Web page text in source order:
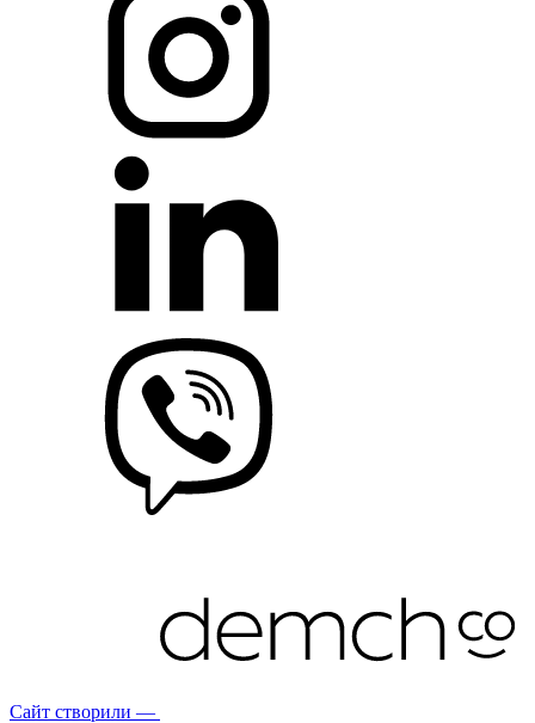
Сайт створили —